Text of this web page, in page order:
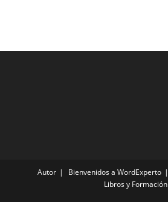
Autor Bienvenidos a WordExperto
Libros y Formación